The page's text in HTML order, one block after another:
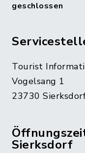
geschlossen
Tourist
Vogelsang 1
23730
Sierksdorf